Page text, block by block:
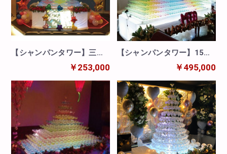
【シャンパンタワー】三角
形/14段・12段・10段・8
段・3段/スクエアタワー
￥253,000
【シャンパンタワー】15段/
￥495,000